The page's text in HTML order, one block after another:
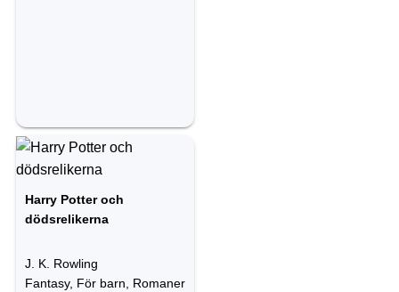
Harry Potter och
dödsrelikerna
J. K. Rowling
Fantasy, För barn, Romaner